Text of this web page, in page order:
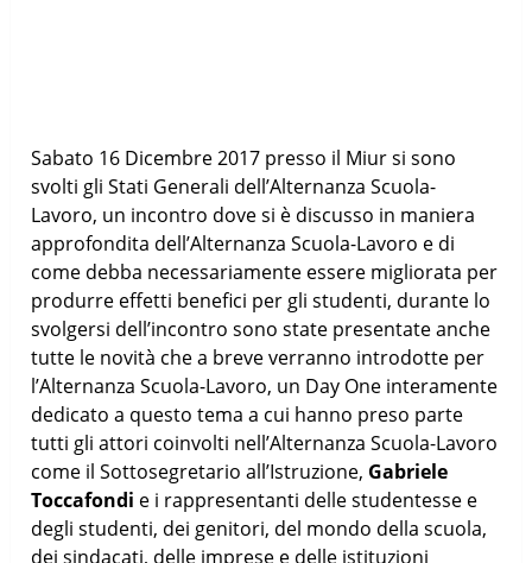
Sabato 16 Dicembre 2017 presso il Miur si sono
svolti gli Stati Generali dell’Alternanza Scuola-
Lavoro, un incontro dove si è discusso in maniera
approfondita dell’Alternanza Scuola-Lavoro e di
come debba necessariamente essere migliorata per
produrre effetti benefici per gli studenti, durante lo
svolgersi dell’incontro sono state presentate anche
tutte le novità che a breve verranno introdotte per
l’Alternanza Scuola-Lavoro, un Day One interamente
dedicato a questo tema a cui hanno preso parte
tutti gli attori coinvolti nell’Alternanza Scuola-Lavoro
come il Sottosegretario all’Istruzione, Gabriele
Toccafondi e i rappresentanti delle studentesse e
degli studenti, dei genitori, del mondo della scuola,
dei sindacati, delle imprese e delle istituzioni